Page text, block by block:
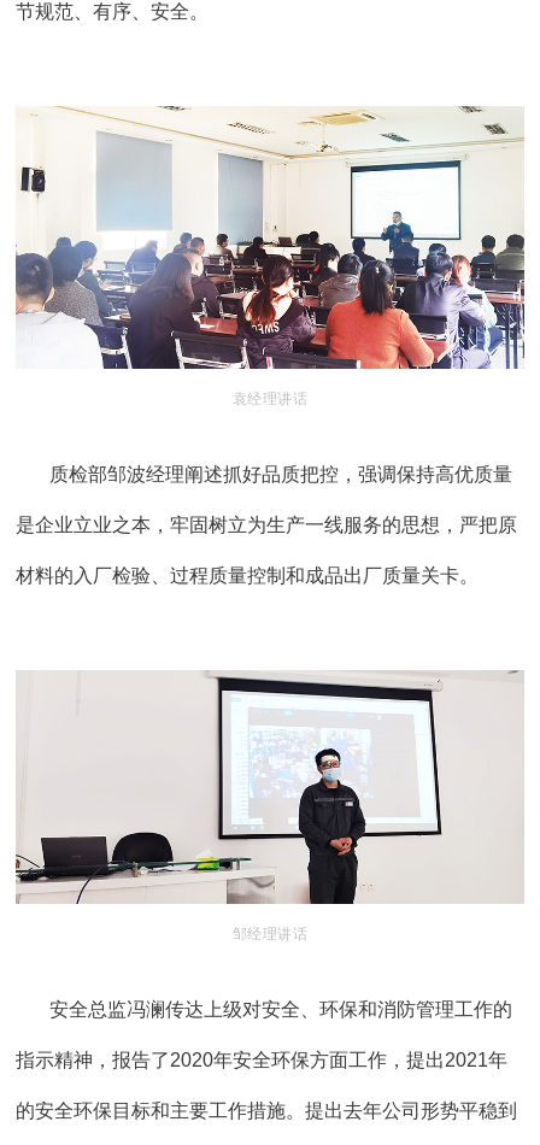
节规范、有序、安全。
袁经理讲话
质检部邹波经理阐述抓好品质把控，强调保持高优质量
是企业立业之本，牢固树立为生产一线服务的思想，严把原
材料的入厂检验、过程质量控制和成品出厂质量关卡。
邹经理讲话
安全总监冯澜传达上级对安全、环保和消防管理工作的
指示精神，报告了2020年安全环保方面工作，提出2021年
的安全环保目标和主要工作措施。提出去年公司形势平稳到